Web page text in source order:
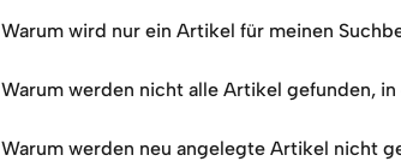
Warum wird nur ein Artikel für meinen
Warum werden nicht alle Artikel gefunden,
Warum werden neu angelegte Artikel nicht